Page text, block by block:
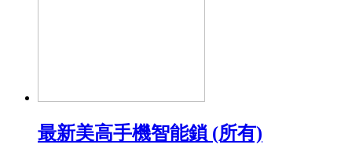
最新美高手機智能鎖 (所有)